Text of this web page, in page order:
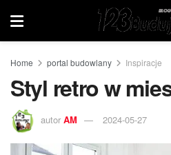
Home portal budowlany Inspiracje
Styl retro w
autor AM 2024-05-27